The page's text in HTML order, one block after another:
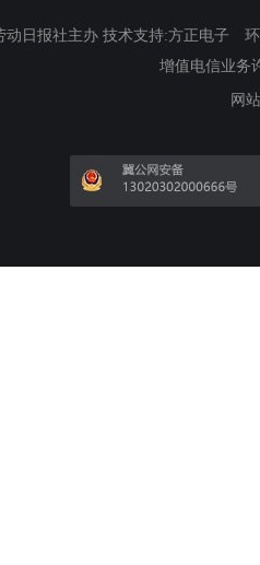
日报社主办 技术支持:方正电子
增值电信业务
网